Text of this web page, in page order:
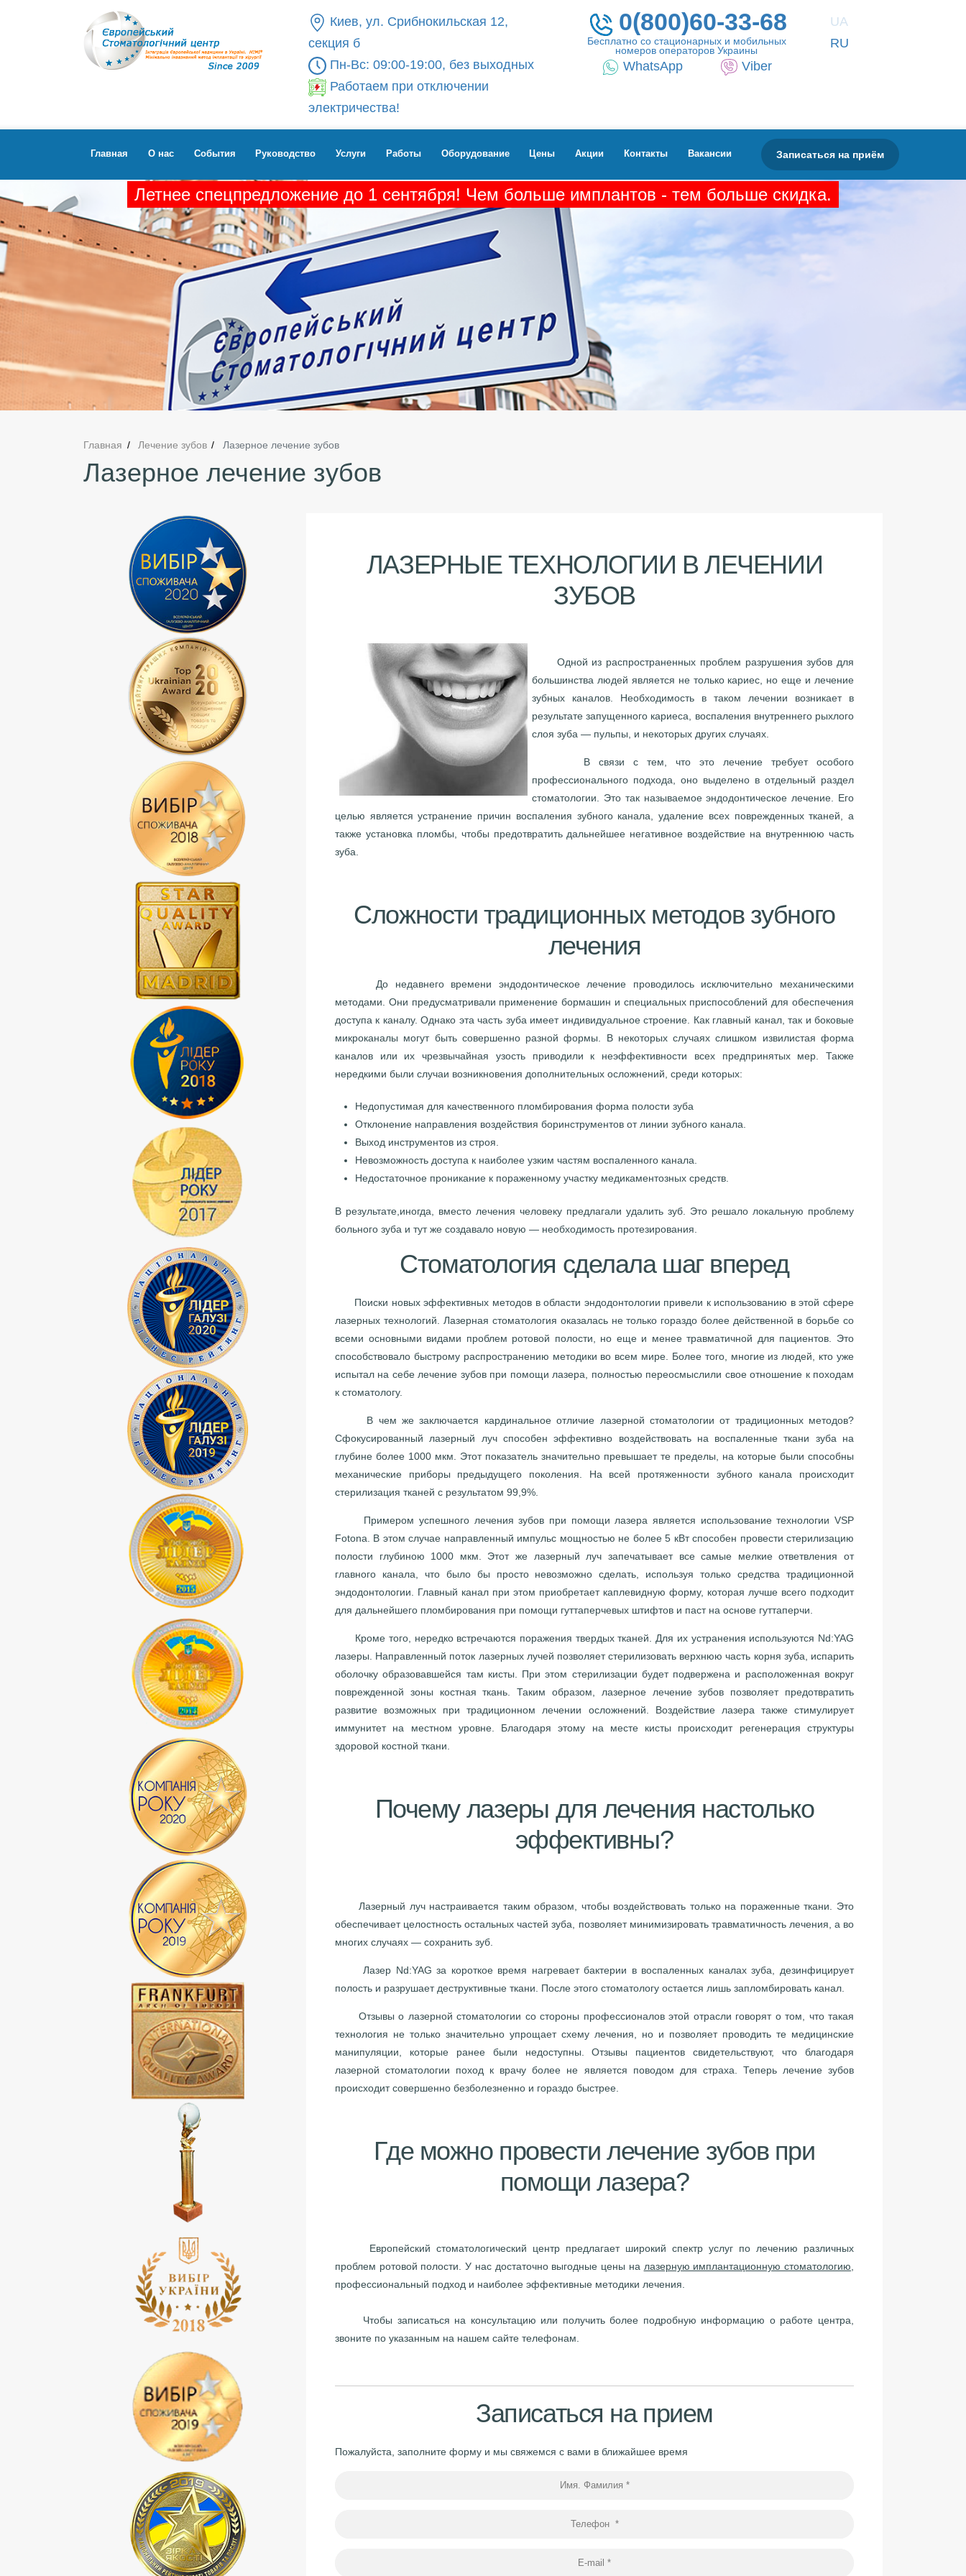
Киев, ул. Срибнокильская 12,
секция б
Пн-Вс: 09:00-19:00, без выходных
Работаем при отключении
электричества!
0(800)60-33-68
Бесплатно со стационарных и мобильных
номеров операторов Украины
WhatsApp Viber
UA
RU
Главная О нас Cобытия Руководство Услуги Работы Оборудование Цены Акции Контакты Вакансии Записаться на приём
Летнее спецпредложение до 1 сентября! Чем больше имплантов - тем больше скидка.
Главная Лечение зубов Лазерное лечение зубов
Лазерное лечение зубов
ЛАЗЕРНЫЕ ТЕХНОЛОГИИ В ЛЕЧЕНИИ
ЗУБОВ
Одной из распространенных проблем разрушения зубов для
большинства людей является не только кариес, но еще и лечение
зубных каналов. Необходимость в таком лечении возникает в
результате запущенного кариеса, воспаления внутреннего рыхлого
слоя зуба — пульпы, и некоторых других случаях.
В связи с тем, что это лечение требует особого
профессионального подхода, оно выделено в отдельный раздел
стоматологии. Это так называемое эндодонтическое лечение. Его
целью является устранение причин воспаления зубного канала, удаление всех поврежденных тканей, а
также установка пломбы, чтобы предотвратить дальнейшее негативное воздействие на внутреннюю часть
зуба.
Сложности традиционных методов зубного
лечения
До недавнего времени эндодонтическое лечение проводилось исключительно механическими
методами. Они предусматривали применение бормашин и специальных приспособлений для обеспечения
доступа к каналу. Однако эта часть зуба имеет индивидуальное строение. Как главный канал, так и боковые
микроканалы могут быть совершенно разной формы. В некоторых случаях слишком извилистая форма
каналов или их чрезвычайная узость приводили к неэффективности всех предпринятых мер. Также
нередкими были случаи возникновения дополнительных осложнений, среди которых:
Недопустимая для качественного пломбирования форма полости зуба
Отклонение направления воздействия боринструментов от линии зубного канала.
Выход инструментов из строя.
Невозможность доступа к наиболее узким частям воспаленного канала.
Недостаточное проникание к пораженному участку медикаментозных средств.
В результате,иногда, вместо лечения человеку предлагали удалить зуб. Это решало локальную проблему
больного зуба и тут же создавало новую — необходимость протезирования.
Стоматология сделала шаг вперед
Поиски новых эффективных методов в области эндодонтологии привели к использованию в этой сфере
лазерных технологий. Лазерная стоматология оказалась не только гораздо более действенной в борьбе со
всеми основными видами проблем ротовой полости, но еще и менее травматичной для пациентов. Это
способствовало быстрому распространению методики во всем мире. Более того, многие из людей, кто уже
испытал на себе лечение зубов при помощи лазера, полностью переосмыслили свое отношение к походам
к стоматологу.
В чем же заключается кардинальное отличие лазерной стоматологии от традиционных методов?
Сфокусированный лазерный луч способен эффективно воздействовать на воспаленные ткани зуба на
глубине более 1000 мкм. Этот показатель значительно превышает те пределы, на которые были способны
механические приборы предыдущего поколения. На всей протяженности зубного канала происходит
стерилизация тканей с результатом 99,9%.
Примером успешного лечения зубов при помощи лазера является использование технологии VSP
Fotona. В этом случае направленный импульс мощностью не более 5 кВт способен провести стерилизацию
полости глубиною 1000 мкм. Этот же лазерный луч запечатывает все самые мелкие ответвления от
главного канала, что было бы просто невозможно сделать, используя только средства традиционной
эндодонтологии. Главный канал при этом приобретает каплевидную форму, которая лучше всего подходит
для дальнейшего пломбирования при помощи гуттаперчевых штифтов и паст на основе гуттаперчи.
Кроме того, нередко встречаются поражения твердых тканей. Для их устранения используются Nd:YAG
лазеры. Направленный поток лазерных лучей позволяет стерилизовать верхнюю часть корня зуба, испарить
оболочку образовавшейся там кисты. При этом стерилизации будет подвержена и расположенная вокруг
поврежденной зоны костная ткань. Таким образом, лазерное лечение зубов позволяет предотвратить
развитие возможных при традиционном лечении осложнений. Воздействие лазера также стимулирует
иммунитет на местном уровне. Благодаря этому на месте кисты происходит регенерация структуры
здоровой костной ткани.
Почему лазеры для лечения настолько
эффективны?
Лазерный луч настраивается таким образом, чтобы воздействовать только на пораженные ткани. Это
обеспечивает целостность остальных частей зуба, позволяет минимизировать травматичность лечения, а во
многих случаях — сохранить зуб.
Лазер Nd:YAG за короткое время нагревает бактерии в воспаленных каналах зуба, дезинфицирует
полость и разрушает деструктивные ткани. После этого стоматологу остается лишь запломбировать канал.
Отзывы о лазерной стоматологии со стороны профессионалов этой отрасли говорят о том, что такая
технология не только значительно упрощает схему лечения, но и позволяет проводить те медицинские
манипуляции, которые ранее были недоступны. Отзывы пациентов свидетельствуют, что благодаря
лазерной стоматологии поход к врачу более не является поводом для страха. Теперь лечение зубов
происходит совершенно безболезненно и гораздо быстрее.
Где можно провести лечение зубов при
помощи лазера?
Европейский стоматологический центр предлагает широкий спектр услуг по лечению различных
проблем ротовой полости. У нас достаточно выгодные цены на лазерную имплантационную стоматологию
профессиональный подход и наиболее эффективные методики лечения.
Чтобы записаться на консультацию или получить более подробную информацию о работе центра,
звоните по указанным на нашем сайте телефонам.
Записаться на прием
Пожалуйста, заполните форму и мы свяжемся с вами в ближайшее время